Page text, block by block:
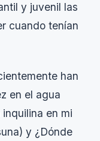
y juvenil las
cuando tenían
han
en el agua
inquilina en mi
y ¿Dónde